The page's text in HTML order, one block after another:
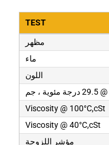
TEST
مظهر
ماء
اللون
Viscosity @ 100°C,cSt
Viscosity @ 40°C,cSt
مؤشر اللزوجة